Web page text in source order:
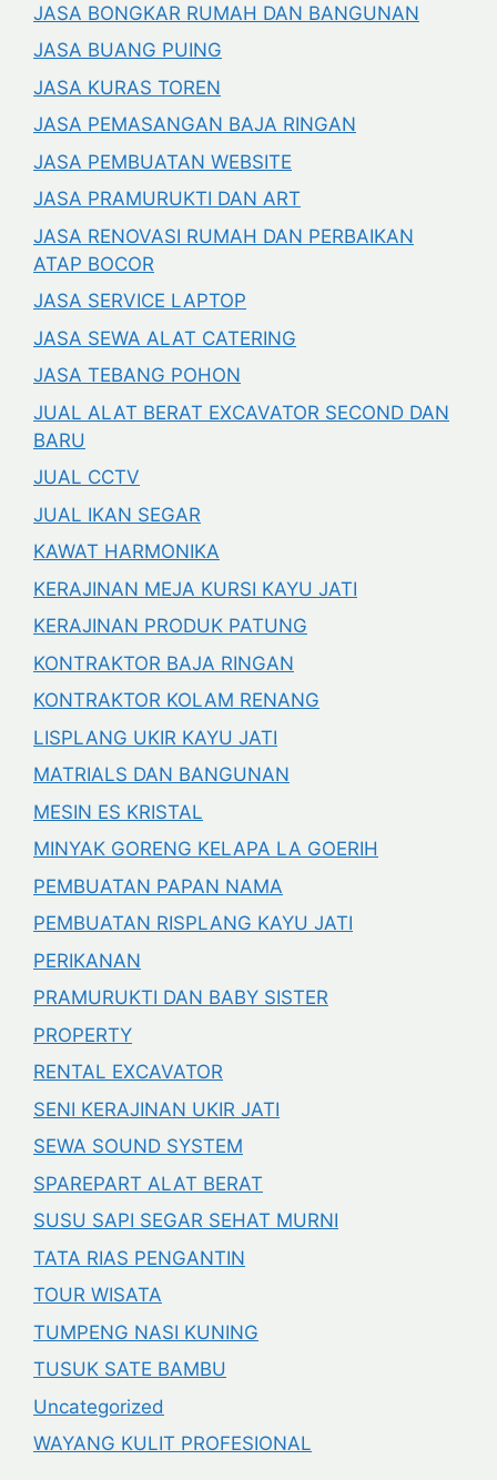
JASA BONGKAR RUMAH DAN BANGUNAN
JASA BUANG PUING
JASA KURAS TOREN
JASA PEMASANGAN BAJA RINGAN
JASA PEMBUATAN WEBSITE
JASA PRAMURUKTI DAN ART
JASA RENOVASI RUMAH DAN PERBAIKAN
ATAP BOCOR
JASA SERVICE LAPTOP
JASA SEWA ALAT CATERING
JASA TEBANG POHON
JUAL ALAT BERAT EXCAVATOR SECOND DAN
BARU
JUAL CCTV
JUAL IKAN SEGAR
KAWAT HARMONIKA
KERAJINAN MEJA KURSI KAYU JATI
KERAJINAN PRODUK PATUNG
KONTRAKTOR BAJA RINGAN
KONTRAKTOR KOLAM RENANG
LISPLANG UKIR KAYU JATI
MATRIALS DAN BANGUNAN
MESIN ES KRISTAL
MINYAK GORENG KELAPA LA GOERIH
PEMBUATAN PAPAN NAMA
PEMBUATAN RISPLANG KAYU JATI
PERIKANAN
PRAMURUKTI DAN BABY SISTER
PROPERTY
RENTAL EXCAVATOR
SENI KERAJINAN UKIR JATI
SEWA SOUND SYSTEM
SPAREPART ALAT BERAT
SUSU SAPI SEGAR SEHAT MURNI
TATA RIAS PENGANTIN
TOUR WISATA
TUMPENG NASI KUNING
TUSUK SATE BAMBU
Uncategorized
WAYANG KULIT PROFESIONAL